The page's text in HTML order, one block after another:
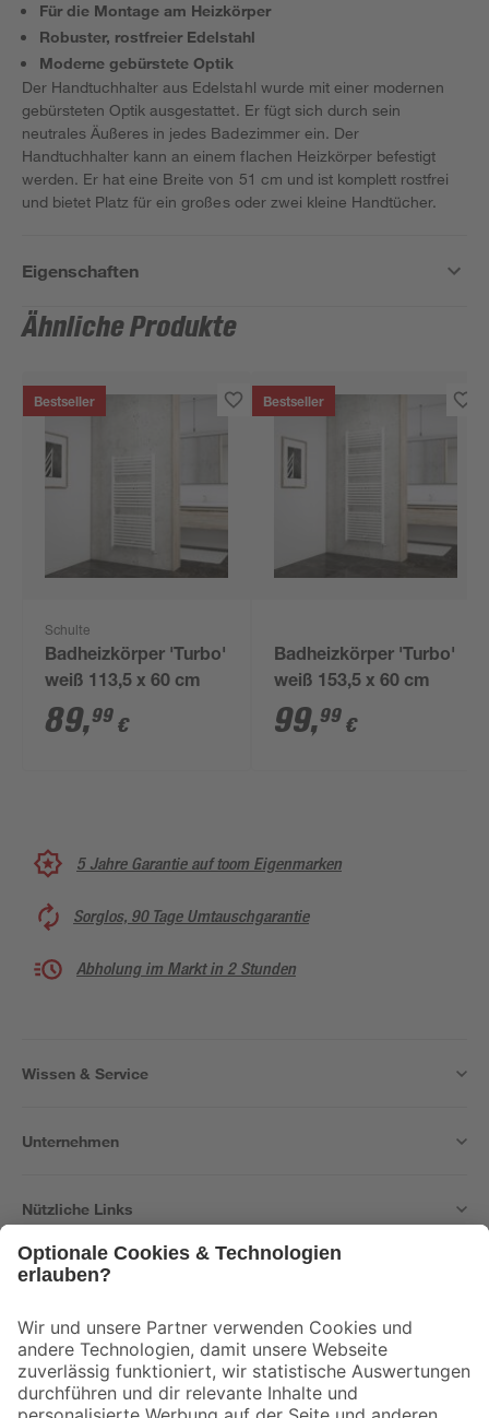
Für die Montage am Heizkörper
Robuster, rostfreier Edelstahl
Moderne gebürstete Optik
Der Handtuchhalter aus Edelstahl wurde mit einer modernen
gebürsteten Optik ausgestattet. Er fügt sich durch sein
neutrales Äußeres in jedes Badezimmer ein. Der
Handtuchhalter kann an einem flachen Heizkörper befestigt
werden. Er hat eine Breite von 51 cm und ist komplett rostfrei
und bietet Platz für ein großes oder zwei kleine Handtücher.
Eigenschaften
Ähnliche Produkte
Bestseller
Schulte
Badheizkörper 'Turbo'
weiß 113,5 x 60 cm
89,99 €
Bestseller
Badheizkörper 'Turbo'
weiß 153,5 x 60 cm
99,99 €
5 Jahre Garantie auf toom Eigenmarken
Sorglos, 90 Tage Umtauschgarantie
Abholung im Markt in 2 Stunden
Wissen & Service
Unternehmen
Nützliche Links
Der toom Newsletter: Keine Angebote und Aktionen mehr verpassen!
Zur Newsletter Anmeldung